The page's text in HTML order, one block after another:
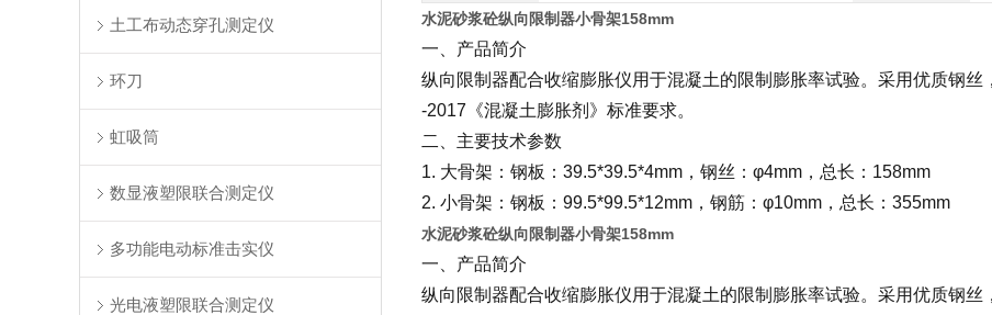
土工布动态穿孔测定仪
环刀
虹吸筒
数显液塑限联合测定仪
多功能电动标准击实仪
光电液塑限联合测定仪
水泥砂浆砼纵向限制器小骨架158mm
一、产品简介
纵向限制器配合收缩膨胀仪用于混凝土的限制膨胀率试验。采用优质钢
-2017《混凝土膨胀剂》标准要求。
二、主要技术参数
1. 大骨架：钢板：39.5*39.5*4mm，钢丝：φ4mm，总长：158mm
2. 小骨架：钢板：99.5*99.5*12mm，钢筋：φ10mm，总长：355mm
水泥砂浆砼纵向限制器小骨架158mm
一、产品简介
纵向限制器配合收缩膨胀仪用于混凝土的限制膨胀率试验。采用优质钢